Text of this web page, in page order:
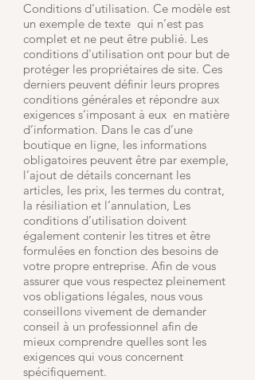
Conditions d’utilisation. Ce modèle est
un exemple de texte qui n’est pas
complet et ne peut être publié. Les
conditions d'utilisation ont pour but de
protéger les propriétaires de site. Ces
derniers peuvent définir leurs propres
conditions générales et répondre aux
exigences s’imposant à eux en matière
d’information. Dans le cas d’une
boutique en ligne, les informations
obligatoires peuvent être par exemple,
l’ajout de détails concernant les
articles, les prix, les termes du contrat,
la résiliation et l’annulation, Les
conditions d’utilisation doivent
également contenir les titres et être
formulées en fonction des besoins de
votre propre entreprise. Afin de vous
assurer que vous respectez pleinement
vos obligations légales, nous vous
conseillons vivement de demander
conseil à un professionnel afin de
mieux comprendre quelles sont les
exigences qui vous concernent
spécifiquement.